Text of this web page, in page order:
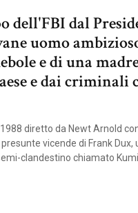
dell'FBI dal
uomo
e di una
e dai
diretto da Newt Arnold
vicende di Frank
clandestino chiamato